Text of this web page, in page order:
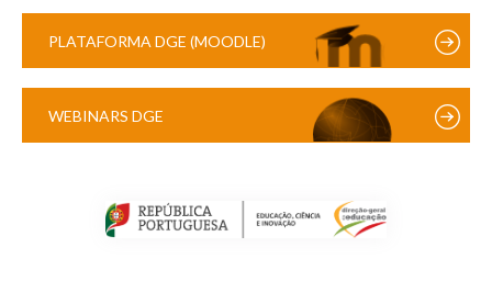
PLATAFORMA DGE (MOODLE)
WEBINARS DGE